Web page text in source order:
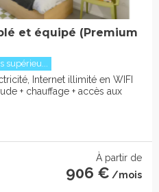
et équipé (Premium
supérieu...
Internet illimité en WIFI
+ chauffage + accès aux
À partir de
906 € /mois